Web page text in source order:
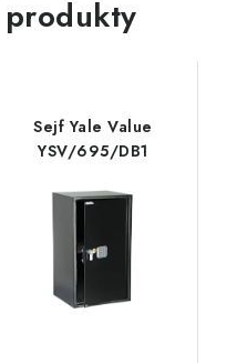
Sejf Yale Value
YSV/695/DB1